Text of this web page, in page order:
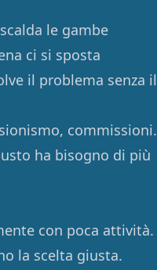
le gambe
ci si sposta
il problema senza il
commissioni.
ha bisogno di più
con poca attività.
la scelta giusta.